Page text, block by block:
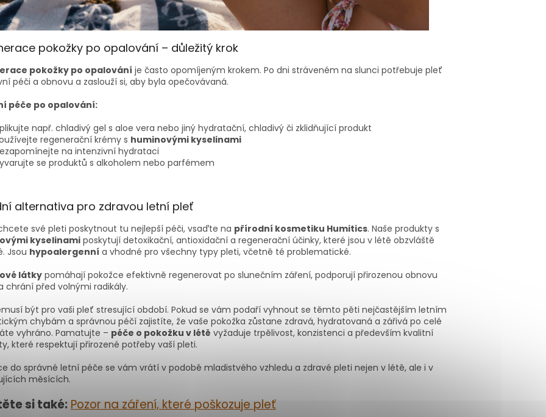
pokožky po opalování – důležitý krok
pokožky po opalování je často opomíjeným krokem. Po dni stráveném na slunci potřebuje pleť
péči a obnovu a zaslouží si, aby byla opečovávaná.
péče po opalování:
např. chladivý gel s aloe vera nebo jiný hydratační, chladivý či zklidňující produkt
regenerační krémy s huminovými kyselinami
na intenzivní hydrataci
se produktů s alkoholem nebo parfémem
alternativa pro zdravou letní pleť
své pleti poskytnout tu nejlepší péči, vsaďte na přírodní kosmetiku Humitics. Naše produkty s
kyselinami poskytují detoxikační, antioxidační a regenerační účinky, které jsou v létě obzvláště
Jsou hypoalergenní a vhodné pro všechny typy pleti, včetně té problematické.
látky pomáhají pokožce efektivně regenerovat po slunečním záření, podporují přirozenou obnovu
chrání před volnými radikály.
být pro vaši pleť stresující období. Pokud se vám podaří vyhnout se těmto pěti nejčastějším letním
chybám a správnou péčí zajistíte, že vaše pokožka zůstane zdravá, hydratovaná a zářivá po celé
vyhráno. Pamatujte – péče o pokožku v létě vyžaduje trpělivost, konzistenci a především kvalitní
které respektují přirozené potřeby vaší pleti.
do správné letní péče se vám vrátí v podobě mladistvého vzhledu a zdravé pleti nejen v létě, ale i v
měsících.
si také: Pozor na záření, které poškozuje pleť